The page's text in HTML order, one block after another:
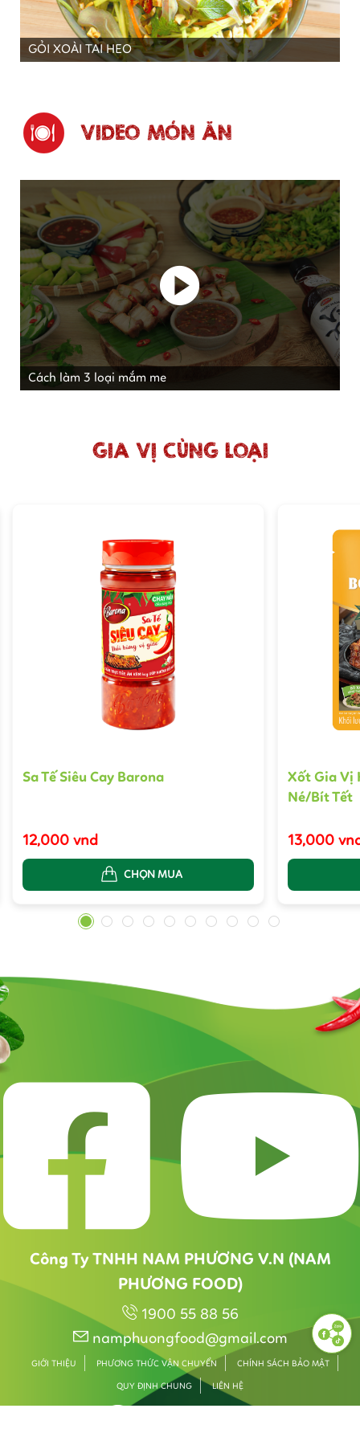
GỎI XOÀI TAI HEO
VIDEO MÓN ĂN
Cách làm 3 loại mắm me
GIA VỊ CÙNG LOẠI
Sa Tế Siêu Cay Barona
12,000 vnd
CHỌN MUA
Xốt Gia Vị
Né/Bít Tết
13,000
1 2 3 4 5 6 7 8 9 10
Công Ty TNHH NAM PHƯƠNG V.N (NAM
PHƯƠNG FOOD)
1900 55 88 56
namphuongfood@gmail.com
GIỚI THIỆU PHƯƠNG THỨC VẬN CHUYỂN CHÍNH SÁCH BẢO MẬT
QUY ĐỊNH CHUNG LIÊN HỆ